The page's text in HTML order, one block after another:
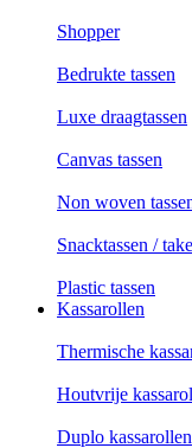
Shopper
Bedrukte tassen
Luxe draagtassen
Canvas tassen
Non woven
Snacktassen /
Plastic tassen
Kassarollen
Thermische
Houtvrije
Duplo kassarollen